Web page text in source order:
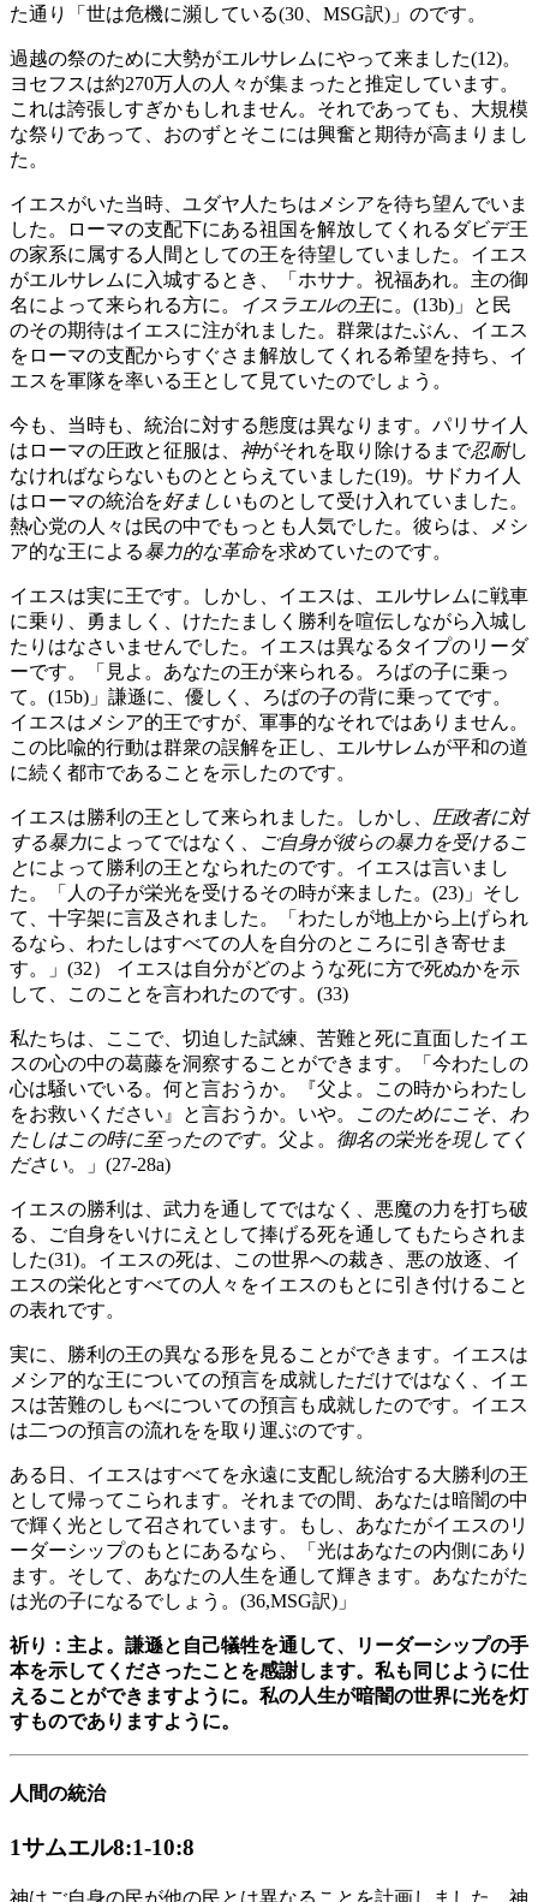
た通り「世は危機に瀕している(30、MSG訳)」のです。
過越の祭のために大勢がエルサレムにやって来ました(12)。
ヨセフスは約270万人の人々が集まったと推定しています。
これは誇張しすぎかもしれません。それであっても、大規模
な祭りであって、おのずとそこには興奮と期待が高まりまし
た。
イエスがいた当時、ユダヤ人たちはメシアを待ち望んでいま
した。ローマの支配下にある祖国を解放してくれるダビデ王
の家系に属する人間としての王を待望していました。イエス
がエルサレムに入城するとき、「ホサナ。祝福あれ。主の御
名によって来られる方に。
イスラエルの王に。(13b)」と民
のその期待はイエスに注がれました。群衆はたぶん、イエス
をローマの支配からすぐさま解放してくれる希望を持ち、イ
エスを軍隊を率いる王として見ていたのでしょう。
今も、当時も、統治に対する態度は異なります。パリサイ人
はローマの圧政と征服は、 神がそれを取り除けるまで忍耐し
なければならないものととらえていました(19)。サドカイ人
はローマの統治を好ましいものとして受け入れていました。
熱心党の人々は民の中でもっとも人気でした。彼らは、メシ
ア的な王による暴力的な革命を求めていたのです。
イエスは実に王です。しかし、イエスは、エルサレムに戦車
に乗り、勇ましく、けたたましく勝利を喧伝しながら入城し
たりはなさいませんでした。イエスは異なるタイプのリーダ
ーです。「見よ。あなたの王が来られる。ろばの子に乗っ
て。(15b)」謙遜に、優しく、ろばの子の背に乗ってです。
イエスはメシア的王ですが、軍事的なそれではありません。
この比喩的行動は群衆の誤解を正し、エルサレムが平和の道
に続く都市であることを示したのです。
イエスは勝利の王として来られました。しかし、 圧政者に対
する暴力によってではなく、
ご自身が彼らの暴力を受けるこ
とによって勝利の王となられたのです。イエスは言いまし
た。「人の子が栄光を受けるその時が来ました。(23)」そし
て、十字架に言及されました。「わたしが地上から上げられ
るなら、わたしはすべての人を自分のところに引き寄せま
す。」(32） イエスは自分がどのような死に方で死ぬかを示
して、このことを言われたのです。(33)
私たちは、ここで、切迫した試練、苦難と死に直面したイエ
スの心の中の葛藤を洞察することができます。「今わたしの
心は騒いでいる。何と言おうか。『父よ。この時からわたし
をお救いください』と言おうか。いや。
このためにこそ、わ
たしはこの時に至ったのです。父よ。 御名の栄光を現してく
ださい。」(27-28a)
イエスの勝利は、武力を通してではなく、悪魔の力を打ち破
る、ご自身をいけにえとして捧げる死を通してもたらされま
した(31)。イエスの死は、この世界への裁き、悪の放逐、イ
エスの栄化とすべての人々をイエスのもとに引き付けること
の表れです。
実に、勝利の王の異なる形を見ることができます。イエスは
メシア的な王についての預言を成就しただけではなく、イエ
スは苦難のしもべについての預言も成就したのです。イエス
は二つの預言の流れをを取り運ぶのです。
ある日、イエスはすべてを永遠に支配し統治する大勝利の王
として帰ってこられます。それまでの間、あなたは暗闇の中
で輝く光として召されています。もし、あなたがイエスのリ
ーダーシップのもとにあるなら、「光はあなたの内側にあり
ます。そして、あなたの人生を通して輝きます。あなたがた
は光の子になるでしょう。(36,MSG訳)」
祈り：主よ。謙遜と自己犠牲を通して、リーダーシップの手
本を示してくださったことを感謝します。私も同じように仕
えることができますように。私の人生が暗闇の世界に光を灯
すものでありますように。
人間の統治
1サムエル8:1-10:8
神はご自身の民が他の民とは異なることを計画しました。神